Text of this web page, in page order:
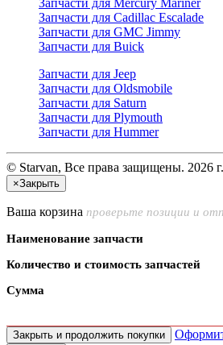
Запчасти для Mercury Mariner
Запчасти для Cadillac Escalade
Запчасти для GMC Jimmy
Запчасти для Buick
Запчасти для Jeep
Запчасти для Oldsmobile
Запчасти для Saturn
Запчасти для Plymouth
Запчасти для Hummer
© Starvan, Все права защищены. 2026 г.
×Закрыть
Ваша корзина проверьте позиции и
Наименование запчасти
Количество и стоимость запчастей
Сумма
Закрыть и продолжить покупки